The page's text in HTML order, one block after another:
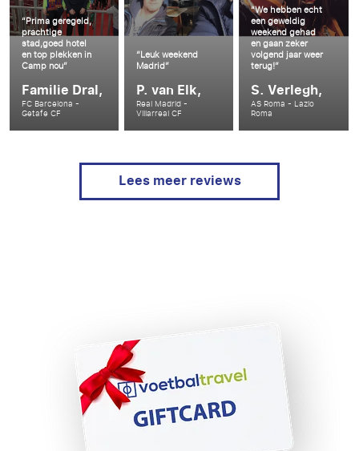
“Prima geregeld,
prachtige
stad,goed hotel
en top plekken in
Camp nou”
Familie Dral,
FC Barcelona -
Getafe CF
“Leuk weekend
Madrid”
P. van Elk,
Real Madrid -
Villarreal CF
“We hebben echt
een geweldig
weekend gehad
en gaan zeker
volgend jaar weer
terug!”
S. Verlegh,
AS Roma - Lazio
Roma
Lees meer reviews